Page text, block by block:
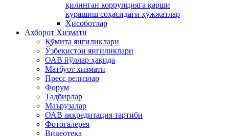
қилинган коррупцияга қарши
курашиш соҳасидаги ҳужжатлар
Ҳисоботлар
Ахборот Хизмати
Қўмита янгиликлари
Ўзбекистон янгиликлари
ОАВ йўллар ҳақида
Матбуот xизмати
Пресс релизлар
Форум
Тадбирлар
Маърузалар
ОАВ аккредитация тартиби
Фотогалерея
Видеотека